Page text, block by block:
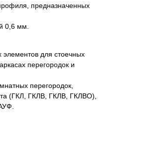
предназначенных
0,6 мм.
для стоечных
перегородок и
перегородок,
(ГКЛ, ГКЛВ, ГКЛВ, ГКЛВО),